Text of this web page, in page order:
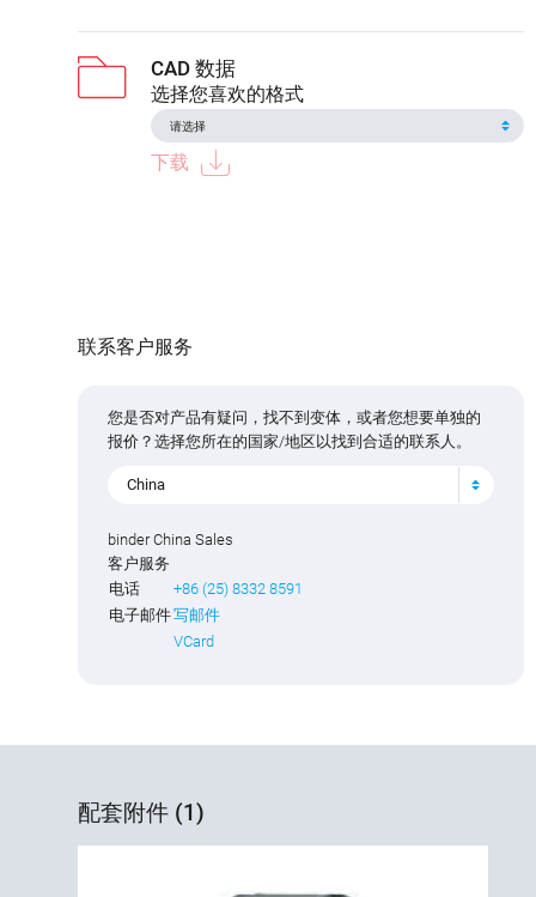
CAD 数据
选择您喜欢的格式
下载
联系客户服务
您是否对产品有疑问，找不到变体，或者您想要单独的
报价？选择您所在的国家/地区以找到合适的联系人。
China
binder China Sales
客户服务
电话
+86 (25) 8332 8591
电子邮件写邮件
VCard
配套附件 (1)